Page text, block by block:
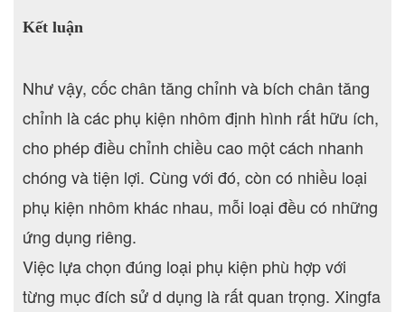
Kết luận
Như vậy, cốc chân tăng chỉnh và bích chân tăng
chỉnh là các phụ kiện nhôm định hình rất hữu ích,
cho phép điều chỉnh chiều cao một cách nhanh
chóng và tiện lợi. Cùng với đó, còn có nhiều loại
phụ kiện nhôm khác nhau, mỗi loại đều có những
ứng dụng riêng.
Việc lựa chọn đúng loại phụ kiện phù hợp với
từng mục đích sử d dụng là rất quan trọng. Xingfa